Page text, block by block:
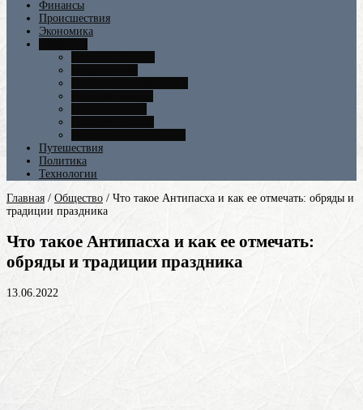
Финансы
Происшествия
Экономика
Путешествия
Политика
Технологии
Главная / Общество / Что такое Антипасха и как ее отмечать: обряды и
традиции праздника
Что такое Антипасха и как ее отмечать:
обряды и традиции праздника
13.06.2022